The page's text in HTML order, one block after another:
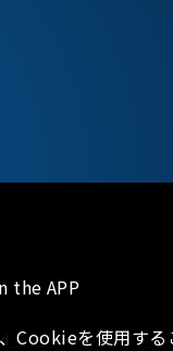
the APP
Cookieを使用す